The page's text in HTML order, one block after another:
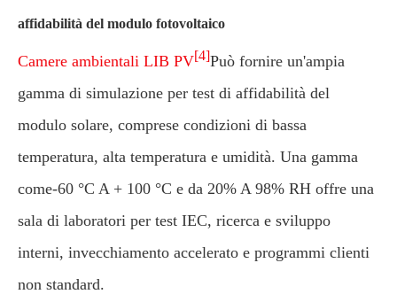
affidabilità del modulo fotovoltaico
Camere ambientali LIB PV[4]Può fornire un'ampia
gamma di simulazione per test di affidabilità del
modulo solare, comprese condizioni di bassa
temperatura, alta temperatura e umidità. Una gamma
come-60 °C A + 100 °C e da 20% A 98% RH offre una
sala di laboratori per test IEC, ricerca e sviluppo
interni, invecchiamento accelerato e programmi clienti
non standard.